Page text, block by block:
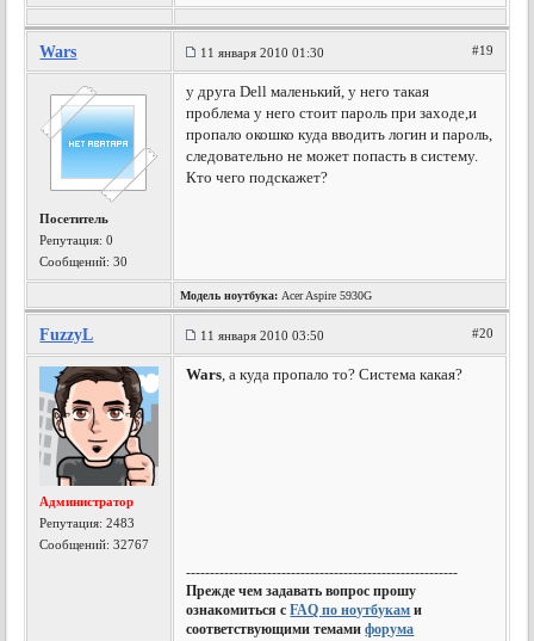
Wars 11 января 2010 01:30 #19
Посетитель
Репутация:0
Сообщений: 30
у друга Dell маленький, у него такая
проблема у него стоит пароль при заходе,и
пропало окошко куда вводить логин и пароль,
следовательно не может попасть в систему.
Кто чего подскажет?
Модель ноутбука: Acer Aspire 5930G
FuzzyL 11 января 2010 03:50 #20
Администратор
Репутация:2483
Сообщений: 32767
Wars, а куда пропало то? Система какая?
---------------------------------------------------------
Прежде чем задавать вопрос прошу
ознакомиться сFAQ по ноутбукам и
соответствующими темамифорума